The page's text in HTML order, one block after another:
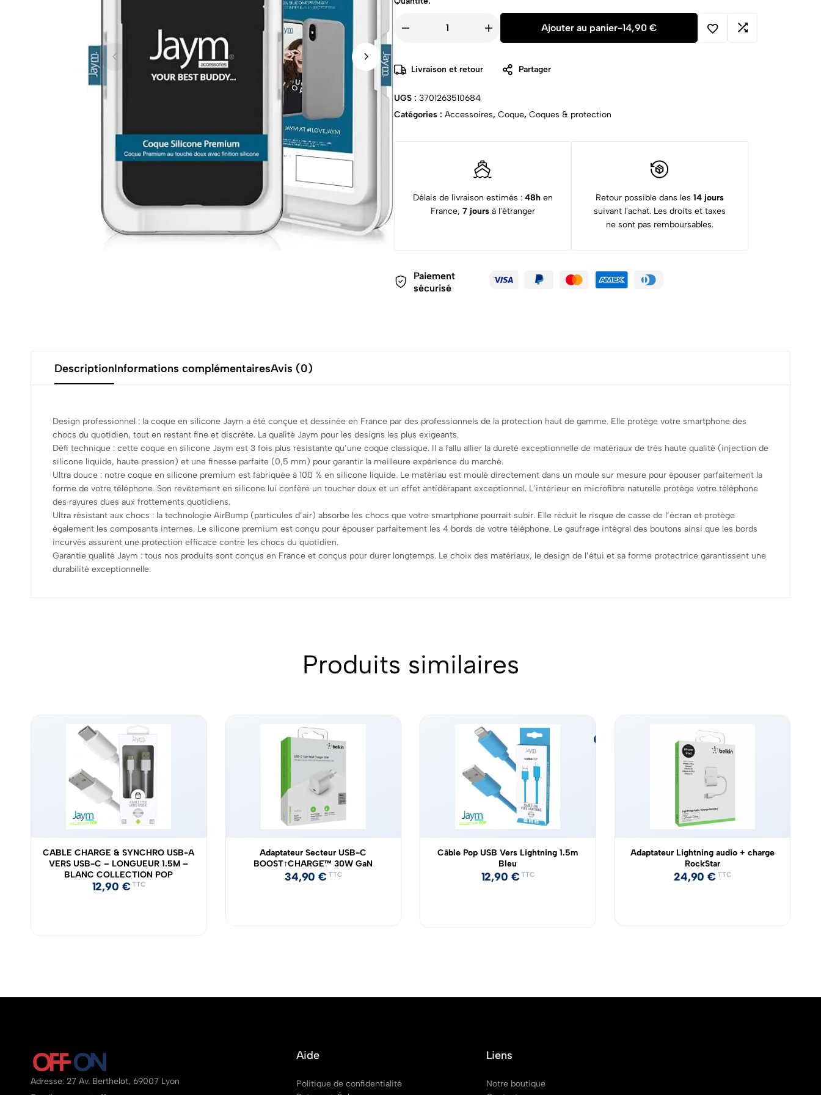
Ajouter au panier-14,90 €
Livraison et retour Partager
UGS : 3701263510684
Catégories : Accessoires, Coque, Coques & protection
Délais de livraison estimés : 48h en
France, 7 joursà l'étranger
Retour possible dans les 14 jours
suivant l'achat. Les droits et taxes
ne sont pas remboursables.
Paiement
sécurisé
DescriptionInformations complémentairesAvis (0)
Design professionnel : la coque en silicone Jaym a été conçue et dessinée en France par des professionnels de la protection haut de gamme. Elle protège votre smartphone des
chocs du quotidien, tout en restant fine et discrète. La qualité Jaym pour les designs les plus exigeants.
Défi technique : cette coque en silicone Jaym est 3 fois plus résistante qu’une coque classique. Il a fallu allier la dureté exceptionnelle de matériaux de très haute qualité (injection de
silicone liquide, haute pression) et une finesse parfaite (0,5 mm) pour garantir la meilleure expérience du marché.
Ultra douce : notre coque en silicone premium est fabriquée à 100 % en silicone liquide. Le matériau est moulé directement dans un moule sur mesure pour épouser parfaitement la
forme de votre téléphone. Son revêtement en silicone lui confère un toucher doux et un effet antidérapant exceptionnel. L’intérieur en microfibre naturelle protège votre téléphone
des rayures dues aux frottements quotidiens.
Ultra résistant aux chocs : la technologie AirBump (particules d’air) absorbe les chocs que votre smartphone pourrait subir. Elle réduit le risque de casse de l’écran et protège
également les composants internes. Le silicone premium est conçu pour épouser parfaitement les 4 bords de votre téléphone. Le gaufrage intégral des boutons ainsi que les bords
incurvés assurent une protection efficace contre les chocs du quotidien.
Garantie qualité Jaym : tous nos produits sont conçus en France et conçus pour durer longtemps. Le choix des matériaux, le design de l’étui et sa forme protectrice garantissent une
durabilité exceptionnelle.
Produits similaires
CABLE CHARGE & SYNCHRO USB-A
VERS USB-C – LONGUEUR 1.5M –
BLANC COLLECTION POP
12,90 € TTC
Adaptateur Secteur USB-C
BOOST↑CHARGE™ 30W GaN
34,90€ TTC
Câble Pop USB Vers Lightning 1.5m
Bleu
12,90 € TTC
Adaptateur Lightning audio + charge
RockStar
24,90€ TTC
Adresse: 27 Av. Berthelot, 69007 Lyon
Aide
Politique de confidentialité
Liens
Notre boutique